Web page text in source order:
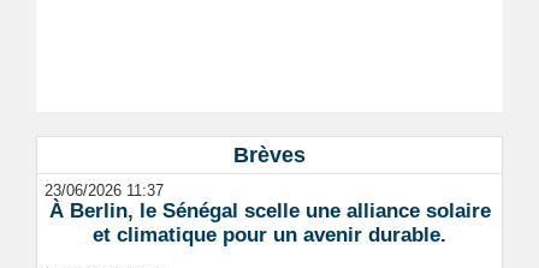
Brèves
23/06/2026 11:37
À Berlin, le Sénégal scelle une alliance solaire
et climatique pour un avenir durable.